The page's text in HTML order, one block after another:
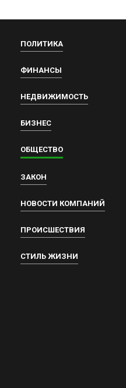
ПОЛИТИКА
ФИНАНСЫ
НЕДВИЖИМОСТЬ
БИЗНЕС
ОБЩЕСТВО
ЗАКОН
НОВОСТИ КОМПАНИЙ
ПРОИСШЕСТВИЯ
СТИЛЬ ЖИЗНИ